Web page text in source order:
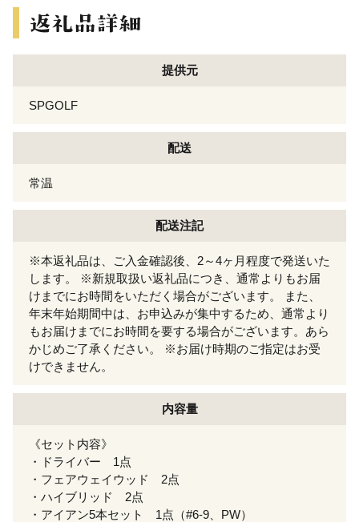
提供元
SPGOLF
配送
常温
配送注記
※本返礼品は、ご入金確認後、2～4ヶ月程度で発送いた
します。 ※新規取扱い返礼品につき、通常よりもお届
けまでにお時間をいただく場合がございます。 また、
年末年始期間中は、お申込みが集中するため、通常より
もお届けまでにお時間を要する場合がございます。あら
かじめご了承ください。 ※お届け時期のご指定はお受
けできません。
内容量
《セット内容》
・ドライバー 1点
・フェアウェイウッド 2点
・ハイブリッド 2点
・アイアン5本セット 1点（#6-9、PW）